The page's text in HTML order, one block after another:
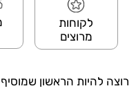
לקוחות
מרוצים
רוצה להיות הראשון